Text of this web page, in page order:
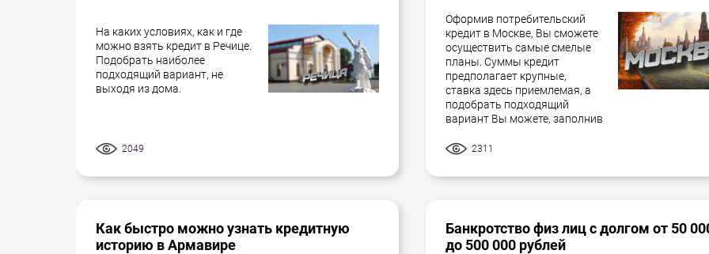
На каких условиях, как и где
можно взять кредит в Речице.
Подобрать наиболее
подходящий вариант, не
выходя из дома.
2049
Оформив потребительский
кредит в Москве, Вы сможете
осуществить самые смелые
планы. Суммы кредит
предполагает крупные,
ставка здесь приемлемая, а
подобрать подходящий
вариант Вы можете, заполнив
2311
Как быстро можно узнать кредитную
историю в Армавире
Банкротство физ лиц с долгом от 50
до 500 000 рублей